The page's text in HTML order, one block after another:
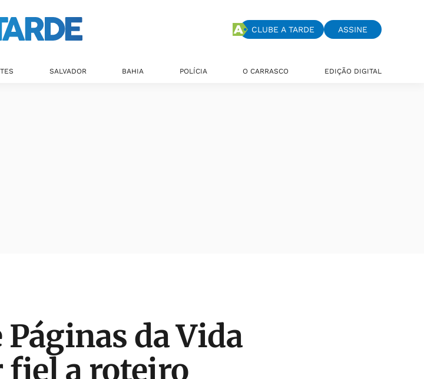
CLUBE A TARDE ASSINE
SALVADOR BAHIA POLÍCIA O CARRASCO EDIÇÃO DIGITAL
da Vida
fiel a roteiro